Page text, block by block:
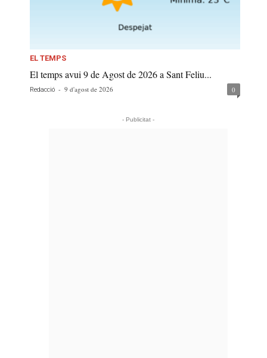
EL TEMPS
El temps avui 9 de Agost de 2026 a Sant Feliu...
Redacció - 9 d'agost de 2026 0
- Publicitat -